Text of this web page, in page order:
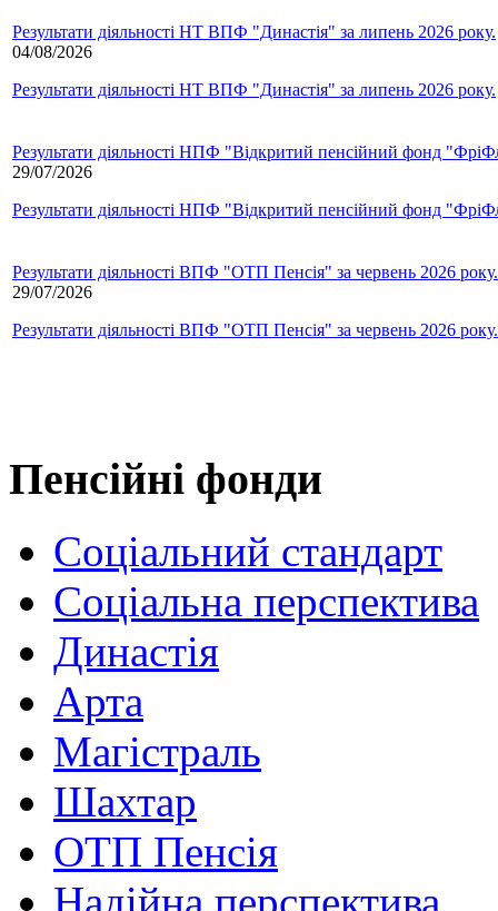
Результати діяльності НТ ВПФ "Династія" за липень 2026 року.
04/08/2026
Результати діяльності НТ ВПФ "Династія" за липень 2026 року.
Результати діяльності НПФ "Відкритий пенсійний фонд
29/07/2026
Результати діяльності НПФ "Відкритий пенсійний фонд
Результати діяльності ВПФ "ОТП Пенсія" за червень 2026 року.
29/07/2026
Результати діяльності ВПФ "ОТП Пенсія" за червень 2026 року.
Пенсійні фонди
Соціальний стандарт
Соціальна перспектива
Династія
Арта
Магістраль
Шахтар
ОТП Пенсія
Надійна перспектива